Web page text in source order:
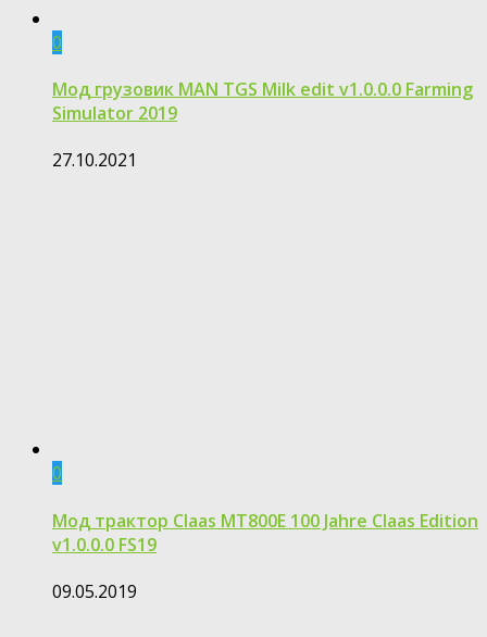
0
Мод грузовик MAN TGS Milk edit v1.0.0.0 Farming
Simulator 2019
27.10.2021
0
Moд трактор Claas MT800E 100 Jahre Claas Edition
v1.0.0.0 FS19
09.05.2019